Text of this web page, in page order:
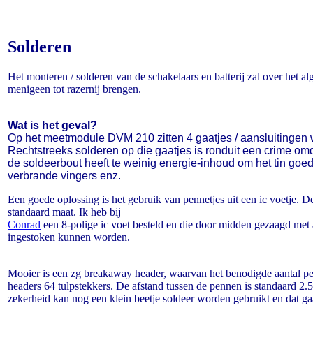
Solderen
Het monteren / solderen van de schakelaars en batterij zal over het
menigeen tot razernij brengen.
Wat is het geval?
Op het meetmodule DVM 210 zitten 4 gaatjes /
Rechtstreeks solderen op die gaatjes is ronduit een crime
de soldeerbout heeft te weinig energie-inhoud om het tin
verbrande vingers enz.
Een goede oplossing is het gebruik van pennetjes uit een ic voetje.
standaard maat. Ik heb bij
Conrad een 8-polige ic voet besteld en die door midden gezaagd
ingestoken kunnen worden.
Mooier is een zg breakaway header, waarvan het benodigde aantal
headers 64 tulpstekkers. De afstand tussen de pennen is standaard
zekerheid kan nog een klein beetje soldeer worden gebruikt en dat